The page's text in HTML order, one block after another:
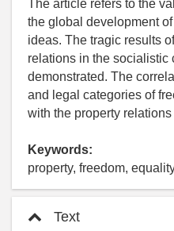
The article refers to the
the global development
ideas. The tragic results
relations in the socialistic
demonstrated. The
and legal categories of
with the property
Keywords:
property, freedom,
Text